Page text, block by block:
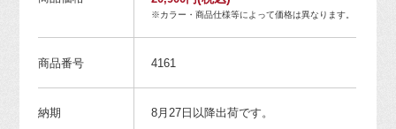
※カラー・商品仕様等によって価格は異なります。
商品番号 4161
納期 8月27日以降出荷です。